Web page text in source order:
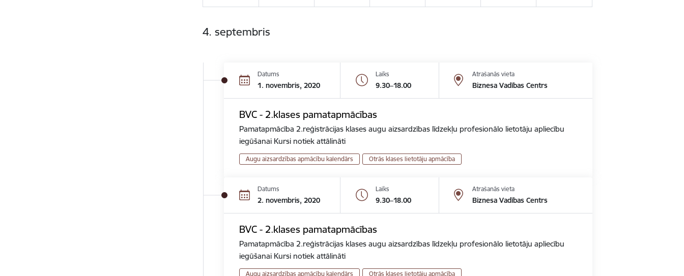
4. septembris
Datums
1. novembris, 2020
Laiks
9.30–18.00
Atrašanās vieta
Biznesa Vadības Centrs
BVC - 2.klases pamatapmācības
Pamatapmācība 2.reģistrācijas klases augu aizsardzības līdzekļu profesionālo lietotāju apliecību
iegūšanai Kursi notiek attālināti
Augu aizsardzības apmācību kalendārs Otrās klases lietotāju apmācība
Datums
2. novembris, 2020
Laiks
9.30–18.00
Atrašanās vieta
Biznesa Vadības Centrs
BVC - 2.klases pamatapmācības
Pamatapmācība 2.reģistrācijas klases augu aizsardzības līdzekļu profesionālo lietotāju apliecību
iegūšanai Kursi notiek attālināti
Augu aizsardzības apmācību kalendārs Otrās klases lietotāju apmācība